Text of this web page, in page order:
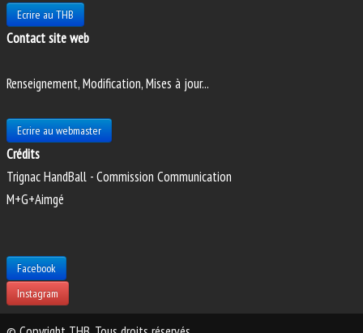
Ecrire au THB
Contact site web
Renseignement, Modification, Mises à jour...
Ecrire au webmaster
Crédits
Trignac HandBall - Commission Communication
M+G+Aimgé
Facebook
Instagram